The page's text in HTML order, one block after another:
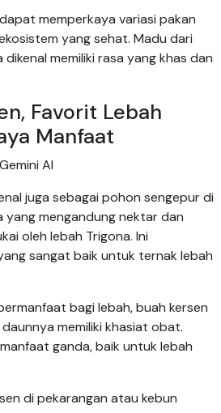
memperkaya variasi pakan
yang sehat. Madu dari
memiliki rasa yang khas dan
Favorit Lebah
Manfaat
AI
juga sebagai pohon sengepur di
yang mengandung nektar dan
oleh lebah Trigona. Ini
sangat baik untuk ternak lebah
bagi lebah, buah kersen
memiliki khasiat obat.
ganda, baik untuk lebah
di pekarangan atau kebun